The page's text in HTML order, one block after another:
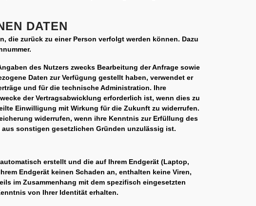
DATEN
die zurück zu einer Person verfolgt werden können. Dazu
des Nutzers zwecks Bearbeitung der Anfrage sowie
Daten zur Verfügung gestellt haben, verwendet er
und für die technische Administration. Ihre
der Vertragsabwicklung erforderlich ist, wenn dies zu
Einwilligung mit Wirkung für die Zukunft zu widerrufen.
widerrufen, wenn ihre Kenntnis zur Erfüllung des
sonstigen gesetzlichen Gründen unzulässig ist.
erstellt und die auf Ihrem Endgerät (Laptop,
Endgerät keinen Schaden an, enthalten keine Viren,
im Zusammenhang mit dem spezifisch eingesetzten
von Ihrer Identität erhalten.